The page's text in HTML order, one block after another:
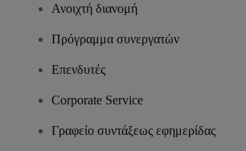
Ανοιχτή διανομή
Πρόγραμμα συνεργατών
Επενδυτές
Corporate Service
Γραφείο συντάξεως εφημερίδας